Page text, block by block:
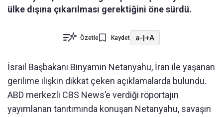
ülke dışına çıkarılması gerektiğini öne sürdü.
Özetle Kaydet a-|+A
İsrail Başbakanı Binyamin Netanyahu, İran ile yaşanan
gerilime ilişkin dikkat çeken açıklamalarda bulundu.
ABD merkezli CBS News’e verdiği röportajın
yayımlanan tanıtımında konuşan Netanyahu, savaşın